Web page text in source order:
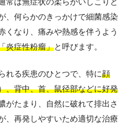
、何らかのきっかけで細菌感染
くなり、痛みや熱感を伴うよう
炎症性粉瘤」と呼びます。
れる疾患のひとつで、特に顔
、背中、首、鼠径部などに好発
がたまり、自然に破れて排出さ
、再発しやすいため適切な治療